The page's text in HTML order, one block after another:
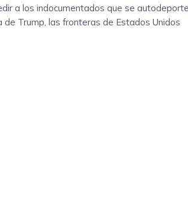
a los indocumentados que se
Trump, las fronteras de Estados Unidos